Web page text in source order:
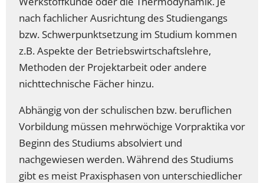
nach fachlicher Ausrichtung des Studiengangs
bzw. Schwerpunktsetzung im Studium kommen
z.B. Aspekte der Betriebswirtschaftslehre,
Methoden der Projektarbeit oder andere
nichttechnische Fächer hinzu.
Abhängig von der schulischen bzw. beruflichen
Vorbildung müssen mehrwöchige Vorpraktika vor
Beginn des Studiums absolviert und
nachgewiesen werden. Während des Studiums
gibt es meist Praxisphasen von unterschiedlicher